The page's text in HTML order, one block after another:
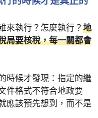
來執行？怎麼執行？ 地
局要核稅，每一關都會
時候才發現：指定的繼
件格式不符合地政要
應該預先想到，而不是